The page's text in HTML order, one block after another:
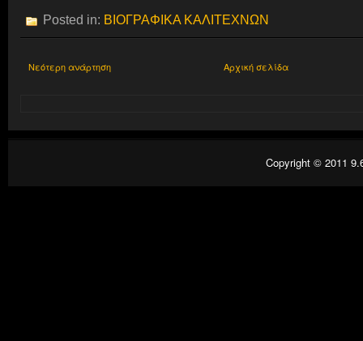
Posted in: ΒΙΟΓΡΑΦΙΚΑ ΚΑΛΙΤΕΧΝΩΝ
Νεότερη ανάρτηση Αρχική σελίδα
Copyright © 2011